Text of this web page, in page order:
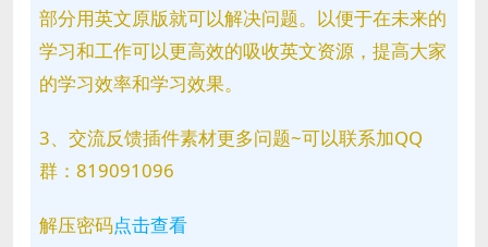
部分用英文原版就可以解决问题。以便于在未来的
学习和工作可以更高效的吸收英文资源，提高大家
的学习效率和学习效果。
3、交流反馈插件素材更多问题~可以联系加QQ
群：819091096
解压密码点击查看